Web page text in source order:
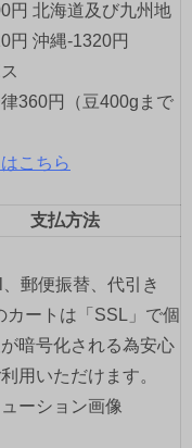
円 北海道及び九州地
円 沖縄-1320円
360円（豆400gまで
こちら
支払方法
郵便振替、代引き
カートは「SSL」で個
が暗号化される為安心
用いただけます。